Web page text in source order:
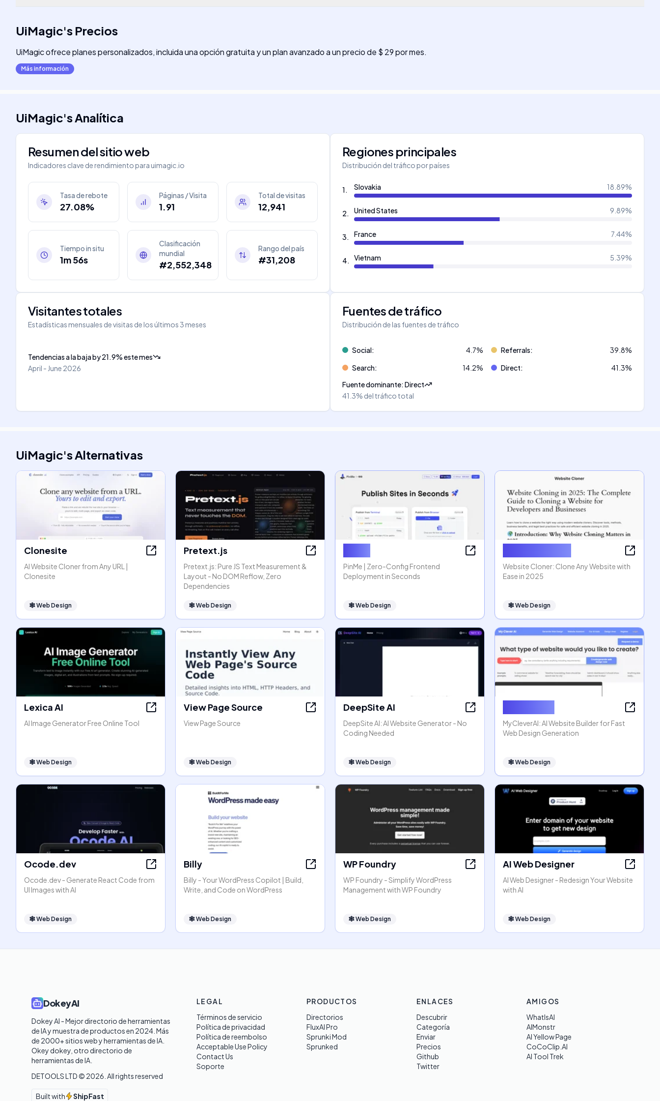
UiMagic's Precios
UiMagic ofrece planes personalizados, incluida una opción gratuita y un plan avanzado a un precio de $ 29 por mes.
Más información
UiMagic'sAnalítica
Resumen del sitio web
Indicadores clave de rendimiento parauimagic.io
Tasa de rebote
27.08%
Páginas / Visita
1.91
Total de visitas
12,941
Tiempo in situ
1m 56s
Clasificación
mundial
#2,552,348
Rango del país
#31,208
Regiones principales
Distribución del tráfico por países
1. Slovakia 18.89%
2. United States 9.89%
3. France 7.44%
4. Vietnam 5.39%
Visitantes totales
Estadísticas mensuales de visitas de los últimos 3 meses
Tendencias a la bajaby21.9%este mes
April - June 2026
Fuentes de tráfico
Distribución de las fuentes de tráfico
Social: 4.7% Referrals: 39.8%
Search: 14.2% Direct: 41.3%
Fuente dominante:Direct
41.3% del tráfico total
UiMagic'sAlternativas
Clonesite
AI Website Cloner from Any URL |
Clonesite
🕸Web Design
Pretext.js
Pretext.js: Pure JS Text Measurement &
Layout - No DOM Reflow, Zero
Dependencies
🕸Web Design
PinMe | Zero-Config Frontend
Deployment in Seconds
🕸Web Design
Website Cloner: Clone Any Website with
Ease in 2025
🕸Web Design
Lexica AI
AI Image Generator Free Online Tool
🕸Web Design
View Page Source
View Page Source
🕸Web Design
DeepSite AI
DeepSite AI: AI Website Generator - No
Coding Needed
🕸Web Design
MyCleverAI: AI Website Builder for Fast
Web Design Generation
🕸Web Design
Ocode.dev
Ocode.dev - Generate React Code from
UI Images with AI
🕸Web Design
Billy
Billy - Your WordPress Copilot | Build,
Write, and Code on WordPress
🕸Web Design
WP Foundry
WP Foundry - Simplify WordPress
Management with WP Foundry
🕸Web Design
AI Web Designer
AI Web Designer - Redesign Your Website
with AI
🕸Web Design
DokeyAI
Dokey AI - Mejor directorio de herramientas
de IA y muestra de productos en 2024. Más
de 2000+ sitios web y herramientas de IA.
Okey dokey, otro directorio de
herramientas de IA.
DETOOLS LTD © 2026 . All rights reserved
Built with ShipFast
LEGAL
Términos de servicio
Política de privacidad
Política de reembolso
Acceptable Use Policy
Contact Us
Soporte
PRODUCTOS
Directorios
FluxAI Pro
Sprunki Mod
Sprunked
ENLACES
Descubrir
Categoría
Enviar
Precios
Github
Twitter
AMIGOS
WhatIsAI
AIMonstr
AI Yellow Page
CoCoClip.AI
AI Tool Trek